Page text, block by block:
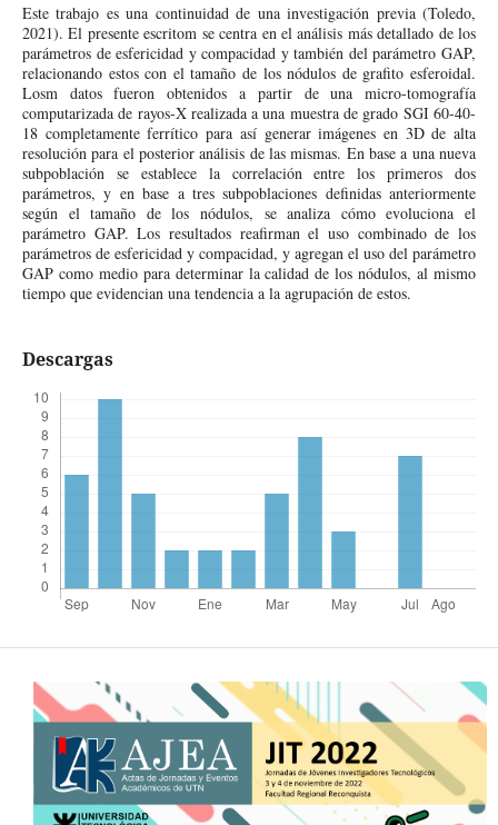
Este trabajo es una continuidad de una investigación previa (Toledo,
2021). El presente escritom se centra en el análisis más detallado de los
parámetros de esfericidad y compacidad y también del parámetro GAP,
relacionando estos con el tamaño de los nódulos de grafito esferoidal.
Losm datos fueron obtenidos a partir de una micro-tomografía
computarizada de rayos-X realizada a una muestra de grado SGI 60-40-
18 completamente ferrítico para así generar imágenes en 3D de alta
resolución para el posterior análisis de las mismas. En base a una nueva
subpoblación se establece la correlación entre los primeros dos
parámetros, y en base a tres subpoblaciones definidas anteriormente
según el tamaño de los nódulos, se analiza cómo evoluciona el
parámetro GAP. Los resultados reafirman el uso combinado de los
parámetros de esfericidad y compacidad, y agregan el uso del parámetro
GAP como medio para determinar la calidad de los nódulos, al mismo
tiempo que evidencian una tendencia a la agrupación de estos.
Descargas